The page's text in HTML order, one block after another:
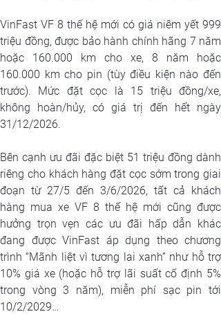
VinFast VF 8 thế hệ mới có giá niêm yết 999
triệu đồng, được bảo hành chính hãng 7 năm
hoặc 160.000 km cho xe, 8 năm hoặc
160.000 km cho pin (tùy điều kiện nào đến
trước). Mức đặt cọc là 15 triệu đồng/xe,
không hoàn/hủy, có giá trị đến hết ngày
31/12/2026.
Bên cạnh ưu đãi đặc biệt 51 triệu đồng dành
riêng cho khách hàng đặt cọc sớm trong giai
đoạn từ 27/5 đến 3/6/2026, tất cả khách
hàng mua xe VF 8 thế hệ mới cũng được
hưởng trọn vẹn các ưu đãi hấp dẫn khác
đang được VinFast áp dụng theo chương
trình “Mãnh liệt vì tương lai xanh” như hỗ trợ
10% giá xe (hoặc hỗ trợ lãi suất cố định 5%
trong vòng 3 năm), miễn phí sạc pin tới
10/2/2029…